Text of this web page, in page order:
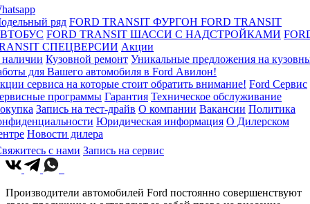
ряд FORD TRANSIT ФУРГОН FORD TRANSIT
FORD TRANSIT ШАССИ С НАДСТРОЙКАМИ
СПЕЦВЕРСИИ Акции
Кузовной ремонт Уникальные предложения на
для Вашего автомобиля в Ford Авилон!
сервиса на которые стоит обратить внимание! Ford Сервис
программы Гарантия Техническое обслуживание
Запись на тест-драйв О компании Вакансии Политика
Юридическая информация О Дилерском
Новости дилера
с нами Запись на сервис
Производители автомобилей Ford постоянно совершенствуют